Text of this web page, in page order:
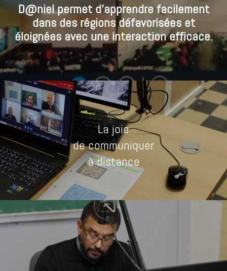
D@niel permet d'apprendre facilement
dans des régions défavorisées et
éloignées avec une interaction efficace.
La joie
de communiquer
à distance